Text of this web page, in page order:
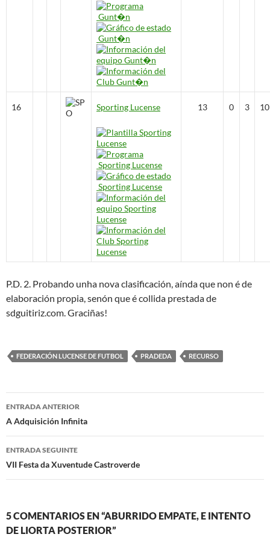
16 Sporting Lucense 13 0 3 10
P.D. 2. Probando unha nova clasificación, aínda que non é de
elaboración propia, senón que é collida prestada de
sdguitiriz.com. Graciñas!
FEDERACIÓN LUCENSE DE FUTBOL PRADEDA RECURSO
Navegación
de
artigos
ENTRADA ANTERIOR
A Adquisición Infinita
ENTRADA SEGUINTE
VII Festa da Xuventude Castroverde
5 COMENTARIOS EN “ABURRIDO EMPATE, E INTENTO
DE LIORTA POSTERIOR”